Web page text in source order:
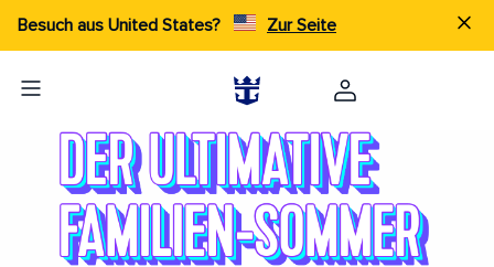
Besuch aus United States? Zur Seite